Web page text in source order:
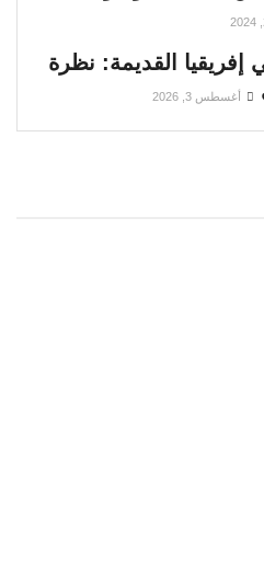
إفريقيا القديمة: نظرة
أغسطس 3, 2026